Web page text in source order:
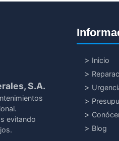
S.A.
evitando
Inicio
Blog